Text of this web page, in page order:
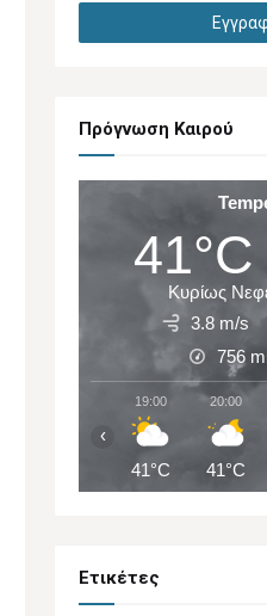
Πρόγνωση Καιρού
41°C
Κυρίως
3.8 m/s
756
19:00
41°C
20:00
41°C
‹
Ετικέτες